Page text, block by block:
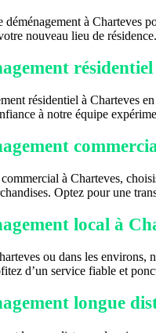
à Charteves
nouveau lieu de
résidentiel à Charteves
à notre équipe
à Charteves,
Optez pour une
local à
ou dans les
d’un service fiable et
longue